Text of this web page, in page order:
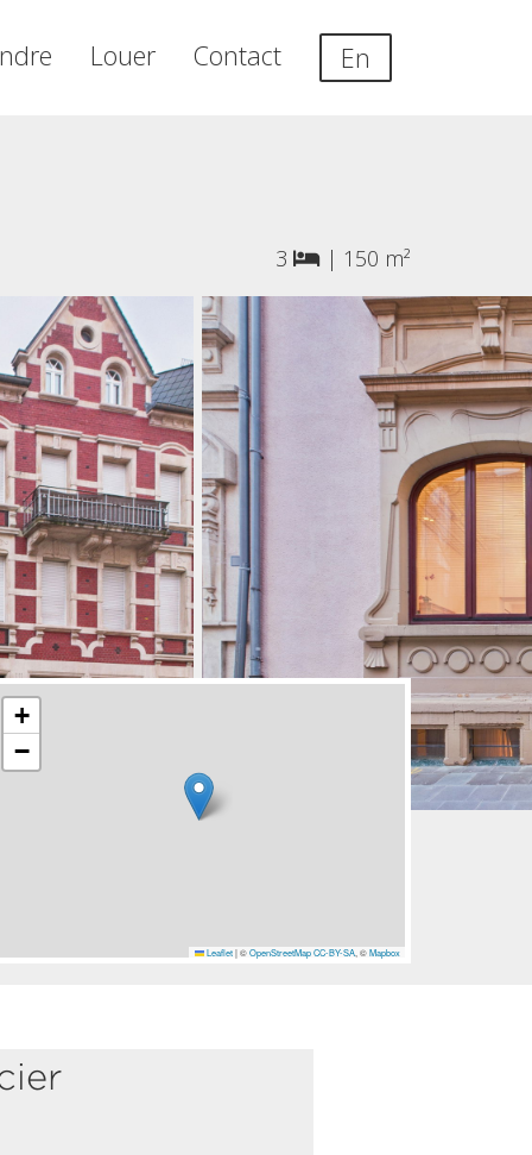
Louer Contact En
3 | 150 m²
+
−
Leaflet |©OpenStreetMap CC-BY-SA, ©Mapbox